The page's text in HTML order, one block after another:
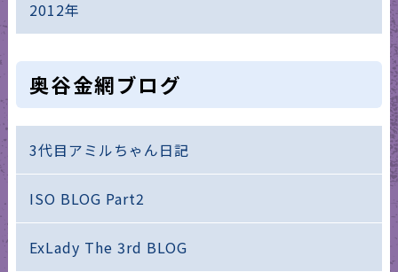
2012年
奥谷金網ブログ
3代目アミルちゃん日記
ISO BLOG Part2
ExLady The 3rd BLOG